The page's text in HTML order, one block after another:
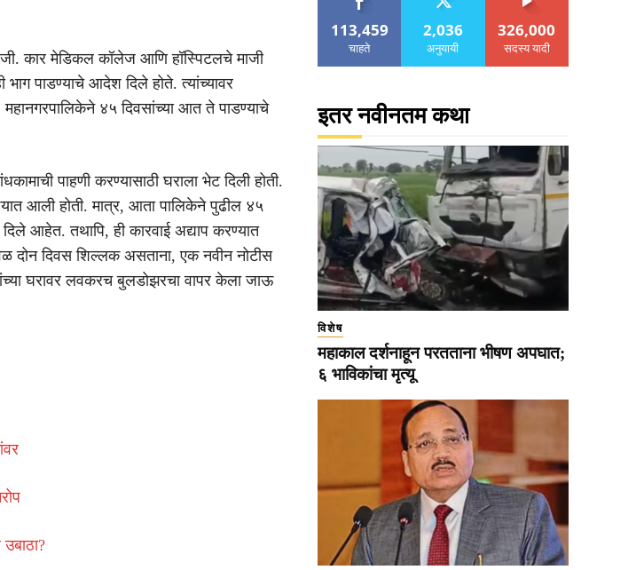
कार मेडिकल कॉलेज आणि हॉस्पिटलचे माजी
भाग पाडण्याचे आदेश दिले होते. त्यांच्यावर
४५ दिवसांच्या आत ते पाडण्याचे
पाहणी करण्यासाठी घराला भेट दिली होती.
आली होती. मात्र, आता पालिकेने पुढील ४५
आहेत. तथापि, ही कारवाई अद्याप करण्यात
दोन दिवस शिल्लक असताना, एक नवीन नोटीस
घरावर लवकरच बुलडोझरचा वापर केला जाऊ
113,459
चाहते
2,036
अनुयायी
326,000
सदस्य यादी
इतर नवीनतम कथा
विशेष
महाकाल दर्शनाहून परतताना भीषण अपघात;
६ भाविकांचा मृत्यू